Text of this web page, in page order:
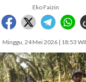
Eko Faizin
Minggu, 24 Mei 2026 | 18:53